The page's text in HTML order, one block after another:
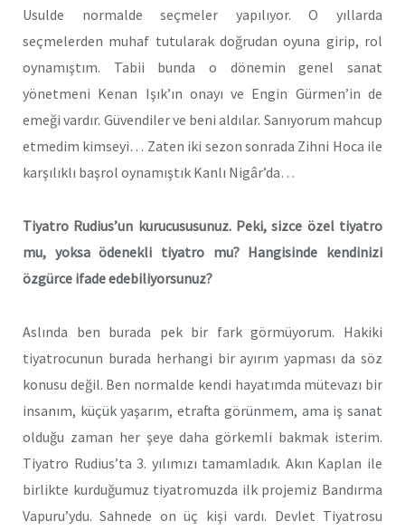
Usulde normalde seçmeler yapılıyor. O yıllarda
seçmelerden muhaf tutularak doğrudan oyuna girip, rol
oynamıştım. Tabii bunda o dönemin genel sanat
yönetmeni Kenan Işık’ın onayı ve Engin Gürmen’in de
emeği vardır. Güvendiler ve beni aldılar. Sanıyorum mahcup
etmedim kimseyi… Zaten iki sezon sonrada Zihni Hoca ile
karşılıklı başrol oynamıştık Kanlı Nigâr’da…
Tiyatro Rudius’un kurucususunuz. Peki, sizce özel tiyatro
mu, yoksa ödenekli tiyatro mu? Hangisinde kendinizi
özgürce ifade edebiliyorsunuz?
Aslında ben burada pek bir fark görmüyorum. Hakiki
tiyatrocunun burada herhangi bir ayırım yapması da söz
konusu değil. Ben normalde kendi hayatımda mütevazı bir
insanım, küçük yaşarım, etrafta görünmem, ama iş sanat
olduğu zaman her şeye daha görkemli bakmak isterim.
Tiyatro Rudius’ta 3. yılımızı tamamladık. Akın Kaplan ile
birlikte kurduğumuz tiyatromuzda ilk projemiz Bandırma
Vapuru’ydu. Sahnede on üç kişi vardı. Devlet Tiyatrosu